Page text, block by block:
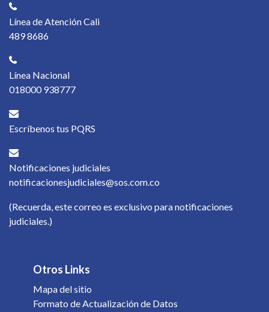
Línea de Atención Cali
489 8686
Línea Nacional
018000 938777
Escríbenos tus PQRS
Notificaciones judiciales
notificacionesjudiciales@sos.com.co
(Recuerda, este correo es exclusivo para notificaciones
judiciales.)
Otros Links
Mapa del sitio
Formato de Actualización de Datos